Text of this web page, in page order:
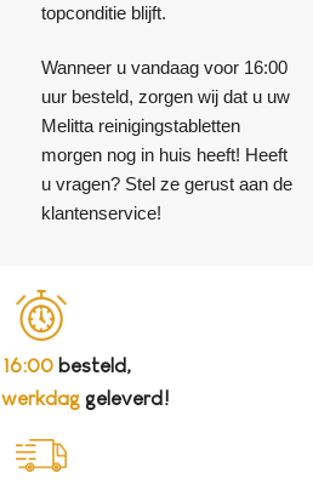
topconditie blijft.
Wanneer u vandaag voor 16:00
uur besteld, zorgen wij dat u uw
Melitta reinigingstabletten
morgen nog in huis heeft! Heeft
u vragen? Stel ze gerust aan de
klantenservice!
16:00besteld,
geleverd!